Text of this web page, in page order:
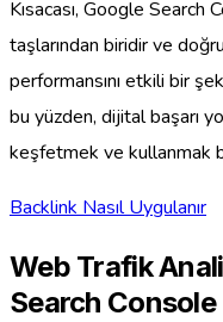
Kısacası, Google
taşlarından biridir ve
performansını etkili bir
bu yüzden, dijital başarı
keşfetmek ve kullanmak
Backlink Nasıl Uygulanır
Web Trafik
Search Console